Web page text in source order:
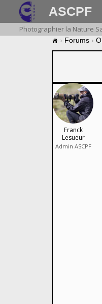
ASCPF
Photographier la Nature
› Forums ›
Franck
Lesueur
Admin ASCPF